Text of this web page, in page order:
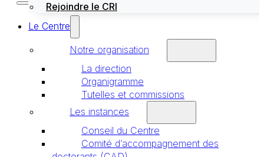
Rejoindre le CRI
Le Centre
Notre organisation
La direction
Organigramme
Tutelles et commissions
Les instances
Conseil du Centre
Comité d’accompagnement des